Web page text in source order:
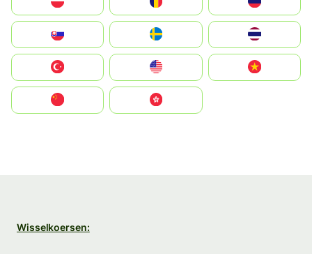
United States
中國香港特別行政區
Wisselkoersen: